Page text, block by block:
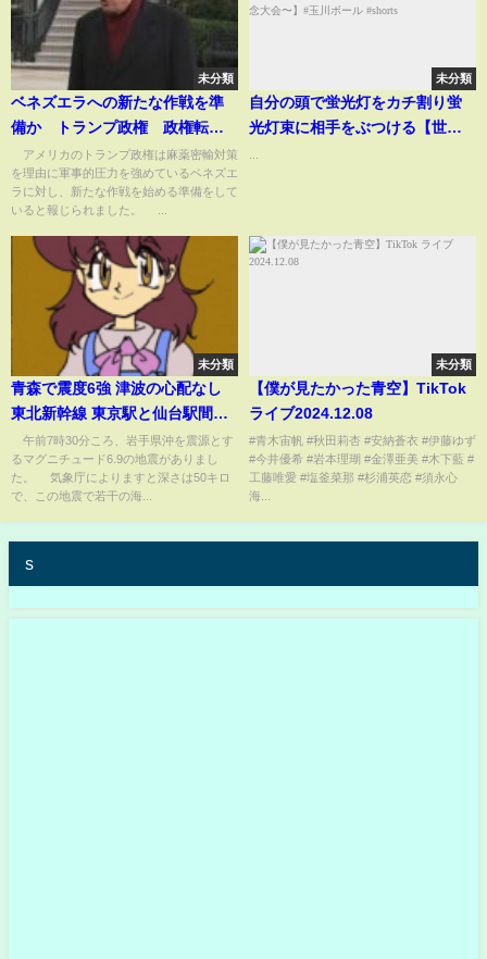
未分類
ベネズエラへの新たな作戦を準
備か トランプ政権 政権転覆
計画も？(2025年11月23日)
アメリカのトランプ政権は麻薬密輸対策
を理由に軍事的圧力を強めているベネズエ
ラに対し、新たな作戦を始める準備をして
いると報じられました。 ...
未分類
自分の頭で蛍光灯をカチ割り蛍
光灯束に相手をぶつける【世羅
未分類
青森で震度6強 津波の心配なし
東北新幹線 東京駅と仙台駅間で
運転再開(ABEMA TIMES)
午前7時30分ころ、岩手県沖を震源とす
るマグニチュード6.9の地震がありまし
た。 気象庁によりますと深さは50キロ
で、この地震で若干の海...
未分類
【僕が見たかった青空】TikTok
ライブ2024.12.08
#青木宙帆 #秋田莉杏 #安納蒼衣 #伊藤ゆず
#今井優希 #岩本理瑚 #金澤亜美 #木下藍 #
工藤唯愛 #塩釜菜那 #杉浦英恋 #須永心
海...
s